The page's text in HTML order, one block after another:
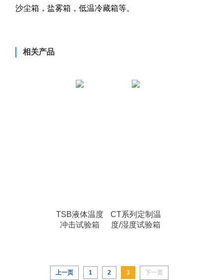
沙尘箱，盐雾箱，低温冷藏箱等。
相关产品
TSB液体温度
冲击试验箱
CT系列定制温
度/湿度试验箱
上一页 1 2 3 下一页